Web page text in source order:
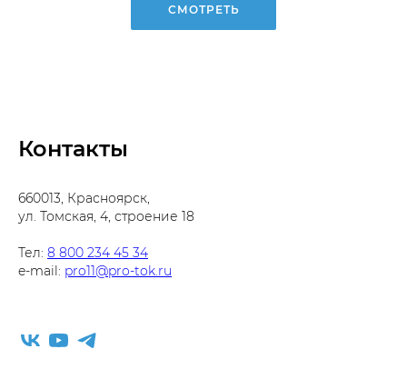
СМОТРЕТЬ
Контакты
660013, Красноярск,
ул. Томская, 4, строение 18
Тел: 8 800 234 45 34
e-mail: pro11@pro-tok.ru